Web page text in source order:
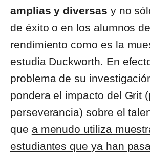
amplias y diversas y no
de éxito o en los alumnos
rendimiento como es la
estudia Duckworth. En
problema de su
pondera el impacto del Grit
perseverancia) sobre el
que a menudo utiliza
estudiantes que ya han